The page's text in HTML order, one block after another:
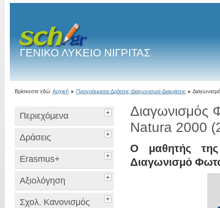
ΓΕΝΙΚΟ ΛΥΚΕΙΟ ΝΙΓΡΙΤΑΣ
Βρίσκεστε εδώ: Αρχική Προγράμματα-Δράσεις-Διαγωνισμοί-Διακρίσεις
Περιεχόμενα
Δράσεις
Erasmus+
Αξιολόγηση
Σχολ. Κανονισμός
Διαγωνισμός
Natura 2000
Ο μαθητής της
Διαγωνισμό